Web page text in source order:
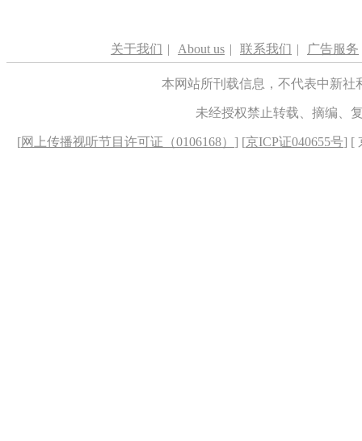
关于我们 | About us | 联系我们 | 广告服务
本网站所刊载信息，不代表中新
未经授权禁止转载、摘编、
[网上传播视听节目许可证（0106168） ] [京ICP证040655号] [